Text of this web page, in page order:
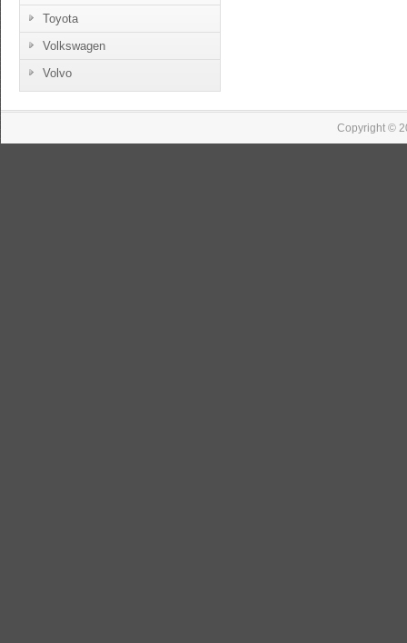
Toyota
Volkswagen
Volvo
Copyright ©